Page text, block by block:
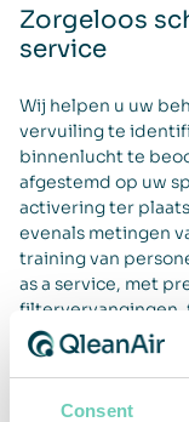
Consent
Zorgeloos
service
Wij helpen u uw
vervuiling te
binnenlucht te
afgestemd op uw
activering ter
evenals metingen
training van
as a service, met
filtervervangingen,
van de